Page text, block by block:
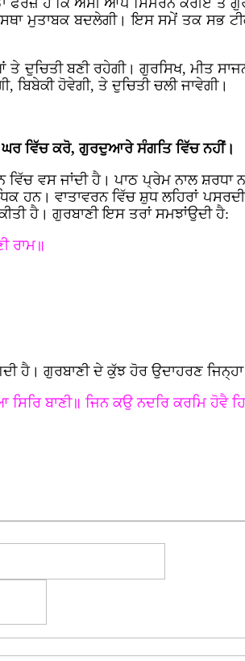
ਹੈ ਕਿ ਅਸੀਂ ਆਪ ਸਿਮਰਨ ਕਰੀਏ ਤੇ
ਮੁਤਾਬਕ ਬਦਲੇਗੀ। ਇਸ ਸਮੇਂ ਤਕ ਸਭ
ਤੇ ਦੁਚਿਤੀ ਬਣੀ ਰਹੇਗੀ। ਗੁਰਸਿਖ, ਮੀਤ
ਹੋਵੇਗੀ, ਤੇ ਦੁਚਿਤੀ ਚਲੀ ਜਾਵੇਗੀ।
ਘਰ ਵਿੱਚ ਕਰੋ, ਗੁਰਦੁਆਰੇ ਸੰਗਤਿ ਵਿੱਚ ਨਹੀਂ।
ਵਿੱਚ ਵਸ ਜਾਂਦੀ ਹੈ। ਪਾਠ ਪ੍ਰੇਮ ਨਾਲ
ਹਨ। ਵਾਤਾਵਰਨ ਵਿੱਚ ਸ਼ੁਧ ਲਹਿਰਾਂ
ਹੈ। ਗੁਰਬਾਣੀ ਇਸ ਤਰਾਂ ਸਮਝਾਂਉਦੀ ਹੈ:
ਰਾਮ॥
ਹੈ। ਗੁਰਬਾਣੀ ਦੇ ਕੁੱਝ ਹੋਰ ਉਦਾਹਰਣ
ਬਾਣੀ॥ ਜਿਨ ਕਉ ਨਦਰਿ ਕਰਮਿ ਹੋਵੈ